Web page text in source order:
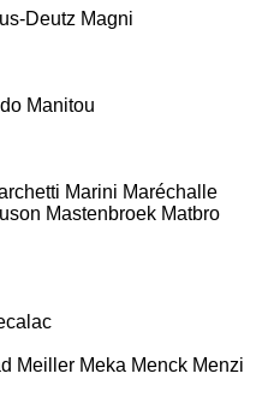
Deutz Magni
Manitou
Marini Maréchalle
Mastenbroek Matbro
Meiller Meka Menck Menzi